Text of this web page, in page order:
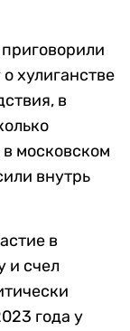
хулиганстве
в
московском
внутрь
в
и счел
года у